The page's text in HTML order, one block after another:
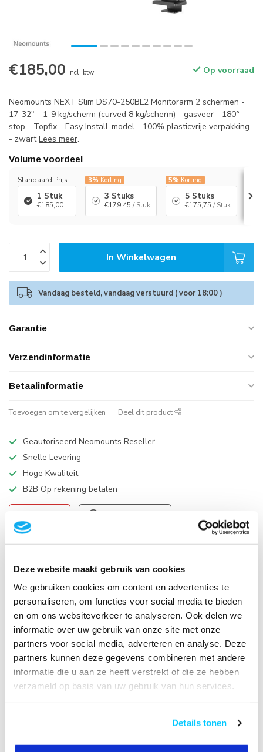
Deze website maakt gebruik van cookies
We gebruiken cookies om content en advertenties te
personaliseren, om functies voor social media te bieden
en om ons websiteverkeer te analyseren. Ook delen we
informatie over uw gebruik van onze site met onze
partners voor social media, adverteren en analyse. Deze
partners kunnen deze gegevens combineren met andere
informatie die u aan ze heeft verstrekt of die ze hebben
verzameld op basis van uw gebruik van hun services.
Details tonen
€185,00 Incl. btw Op voorraad
Neomounts NEXT Slim DS70-250BL2 Monitorarm 2 schermen -
17-32" - 1-9 kg/scherm (curved 8 kg/scherm) - gasveer - 180°-
stop - Topfix - Easy Install-model - 100% plasticvrije verpakking
- zwartLees meer.
Volume voordeel
Standaard Prijs
1 Stuk
€185,00
3% Korting
3 Stuks
€179,45 / Stuk
5% Korting
5 Stuks
€175,75 / Stuk
In Winkelwagen
Vandaag besteld, vandaag verstuurd ( voor 18:00 )
Garantie
Verzendinformatie
Betaalinformatie
Toevoegen om te vergelijken Deel dit product
Geautoriseerd Neomounts Reseller
Snelle Levering
Hoge Kwaliteit
B2B Op rekening betalen
Specificaties
Reviews
Gerelateerde producten
Neomounts DS22-840BL6
Bureaucontactdoos met klem
en USB-C en USB-A poorten - €49,95